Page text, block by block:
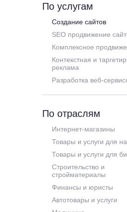
По услугам
Создание сайтов
SEO продвижение
Комплексное
Контекстная и
реклама
Разработка веб-
По отраслям
Интернет-магазины
Товары и услуги для
Товары и услуги для
Строительство и
стройматериалы
Финансы и юристы
Автотовары и услуги